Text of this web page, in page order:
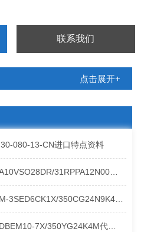
联系我们
点击展开+
080-13-CN进口特点资料
REXROTH力士乐柱塞泵A10VSO28DR/31RPPA12N00产品资料简介
REXROTH力士乐电磁阀M-3SED6CK1X/350CG24N9K4进口现货介绍
REXROTH力士乐比例阀DBEM10-7X/350YG24K4M代理资料